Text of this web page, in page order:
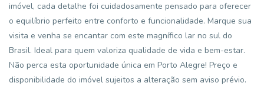
imóvel, cada detalhe foi cuidadosamente pensado para oferecer
o equilíbrio perfeito entre conforto e funcionalidade. Marque sua
visita e venha se encantar com este magnífico lar no sul do
Brasil. Ideal para quem valoriza qualidade de vida e bem-estar.
Não perca esta oportunidade única em Porto Alegre! Preço e
disponibilidade do imóvel sujeitos a alteração sem aviso prévio.